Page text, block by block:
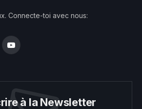
Connecte-toi avec nous:
YouTube
à la Newsletter